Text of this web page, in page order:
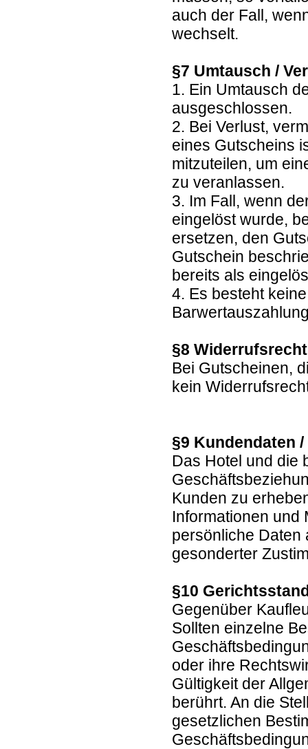
auch der Fall,
wechselt.
§7 Umtausch /
1. Ein Umtausch
ausgeschlossen.
2. Bei Verlust,
eines Gutscheins
mitzuteilen, um
zu veranlassen.
3. Im Fall, wenn
eingelöst wurde,
ersetzen, den
Gutschein
bereits als
4. Es besteht
§8
Bei Gutscheinen,
kein
§9 Kundendaten
Das Hotel und die
Kunden zu
Informationen und
persönliche Daten
gesonderter
§10
Gegenüber
Sollten einzelne
oder ihre
Gültigkeit der
berührt. An die
gesetzlichen